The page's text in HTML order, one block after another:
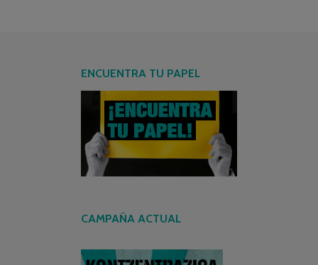
ENCUENTRA TU PAPEL
CAMPAÑA ACTUAL